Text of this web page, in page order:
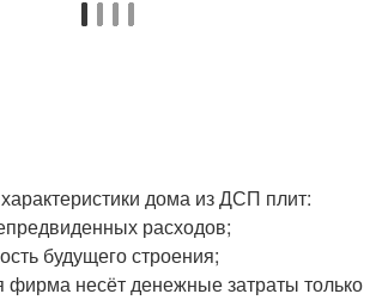
дома из ДСП плит:
расходов;
будущего строения;
фирма несёт денежные затраты только